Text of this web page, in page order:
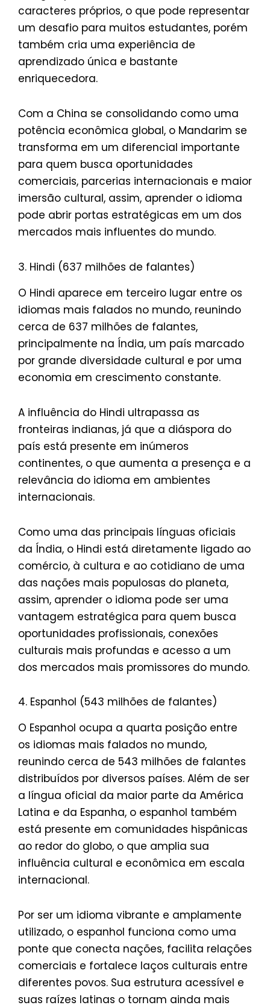
caracteres próprios, o que pode representar
um desafio para muitos estudantes, porém
também cria uma experiência de
aprendizado única e bastante
enriquecedora.
Com a China se consolidando como uma
potência econômica global, o Mandarim se
transforma em um diferencial importante
para quem busca oportunidades
comerciais, parcerias internacionais e maior
imersão cultural, assim, aprender o idioma
pode abrir portas estratégicas em um dos
mercados mais influentes do mundo.
3. Hindi (637 milhões de falantes)
O Hindi aparece em terceiro lugar entre os
idiomas mais falados no mundo, reunindo
cerca de 637 milhões de falantes,
principalmente na Índia, um país marcado
por grande diversidade cultural e por uma
economia em crescimento constante.
A influência do Hindi ultrapassa as
fronteiras indianas, já que a diáspora do
país está presente em inúmeros
continentes, o que aumenta a presença e a
relevância do idioma em ambientes
internacionais.
Como uma das principais línguas oficiais
da Índia, o Hindi está diretamente ligado ao
comércio, à cultura e ao cotidiano de uma
das nações mais populosas do planeta,
assim, aprender o idioma pode ser uma
vantagem estratégica para quem busca
oportunidades profissionais, conexões
culturais mais profundas e acesso a um
dos mercados mais promissores do mundo.
4. Espanhol (543 milhões de falantes)
O Espanhol ocupa a quarta posição entre
os idiomas mais falados no mundo,
reunindo cerca de 543 milhões de falantes
distribuídos por diversos países. Além de ser
a língua oficial da maior parte da América
Latina e da Espanha, o espanhol também
está presente em comunidades hispânicas
ao redor do globo, o que amplia sua
influência cultural e econômica em escala
internacional.
Por ser um idioma vibrante e amplamente
utilizado, o espanhol funciona como uma
ponte que conecta nações, facilita relações
comerciais e fortalece laços culturais entre
diferentes povos. Sua estrutura acessível e
suas raízes latinas o tornam ainda mais